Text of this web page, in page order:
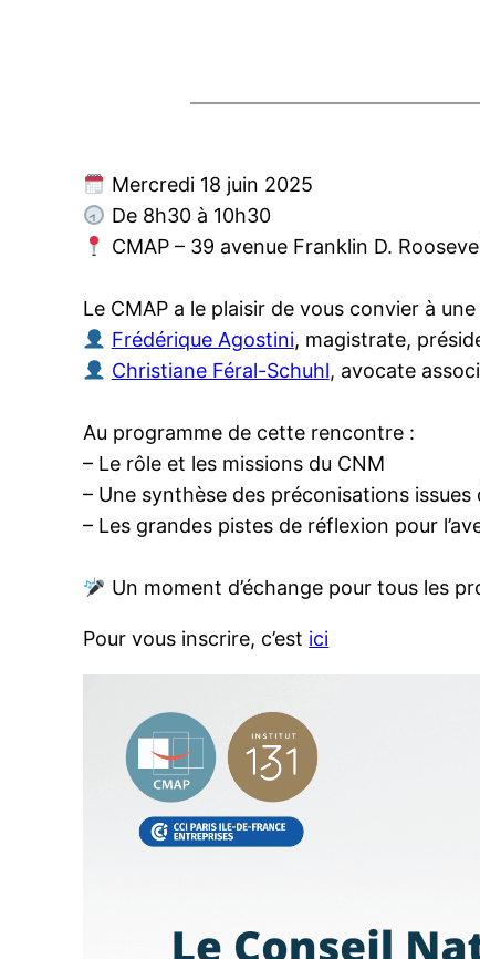
Mercredi 18 juin 2025
De 8h30 à 10h30
CMAP – 39 avenue Franklin D.
Le CMAP a le plaisir de vous convier à
Frédérique Agostini, magistrate,
Christiane Féral-Schuhl, avocate
Au programme de cette rencontre :
– Le rôle et les missions du CNM
– Une synthèse des préconisations
– Les grandes pistes de réflexion pour
Un moment d’échange pour tous les
Pour vous inscrire, c’est ici